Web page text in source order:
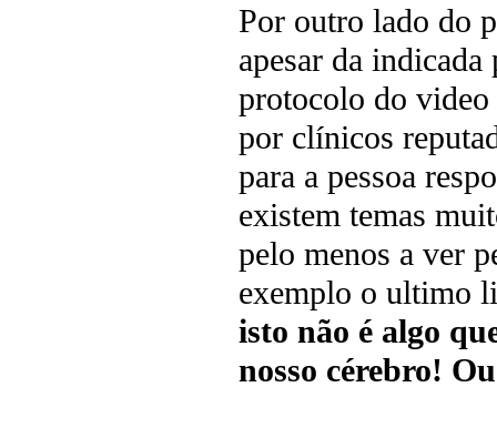
Por outro lado do
apesar da
protocolo do video
por clínicos
para a pessoa
existem temas
pelo menos a ver
exemplo o ultimo
isto não é algo
nosso cérebro!